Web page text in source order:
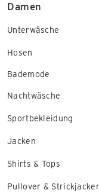
Damen
Unterwäsche
Hosen
Bademode
Nachtwäsche
Sportbekleidung
Jacken
Shirts & Tops
Pullover &